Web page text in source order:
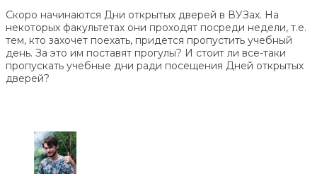
Скоро начинаются Дни открытых дверей в ВУЗах. На
некоторых факультетах они проходят посреди недели, т.е.
тем, кто захочет поехать, придется пропустить учебный
день. За это им поставят прогулы? И стоит ли все-таки
пропускать учебные дни ради посещения Дней открытых
дверей?